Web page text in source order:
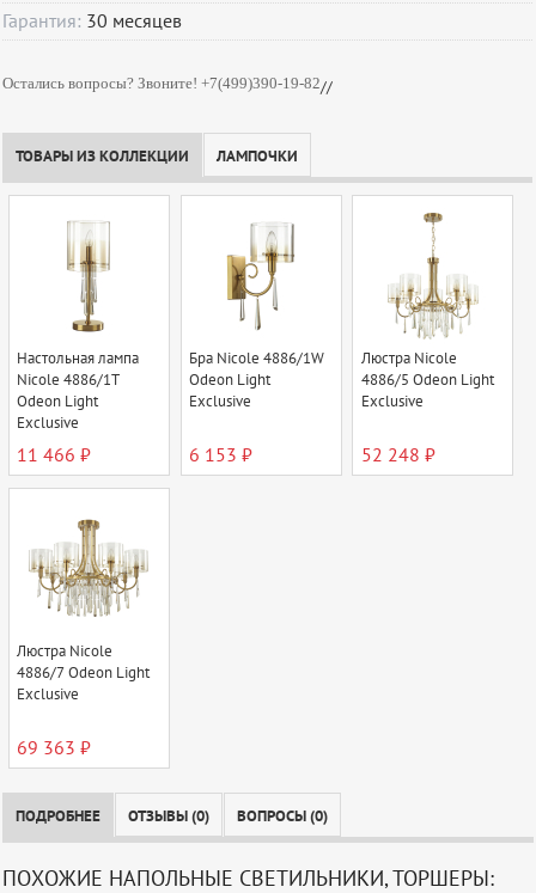
Гарантия: 30 месяцев
Остались вопросы? Звоните! +7(499)390-19-82//
ТОВАРЫ ИЗ КОЛЛЕКЦИИ ЛАМПОЧКИ
Настольная лампа
Nicole 4886/1T
Odeon Light
Exclusive
11 466 ₽
Бра Nicole 4886/1W
Odeon Light
Exclusive
6 153 ₽
Люстра Nicole
4886/5 Odeon Light
Exclusive
52 248 ₽
Люстра Nicole
4886/7 Odeon Light
Exclusive
69 363 ₽
ПОДРОБНЕЕ ОТЗЫВЫ (0) ВОПРОСЫ (0)
ПОХОЖИЕ НАПОЛЬНЫЕ СВЕТИЛЬНИКИ, ТОРШЕРЫ: